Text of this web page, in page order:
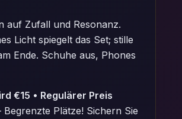
auf Zufall und Resonanz.
Licht spiegelt das Set; stille
Ende. Schuhe aus, Phones
€15 • Regulärer Preis
Plätze! Sichern Sie